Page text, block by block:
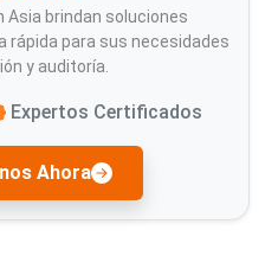
Asia brindan soluciones
rápida para sus necesidades
y auditoría.
Expertos Certificados
Ahora